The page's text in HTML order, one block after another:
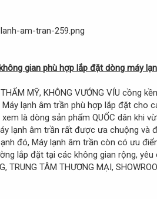
gian phù hợp lắp đặt dòng máy
MỸ, KHÔNG VƯỚNG VÍU cồng
lạnh âm trần phù hợp lắp đặt cho
là dòng sản phẩm QUỐC dân khi
lạnh âm trần rất được ưa chuộng và
đó, Máy lạnh âm trần còn có ưu
lắp đặt tại các không gian rộng, yêu
TRUNG TÂM THƯƠNG MẠI,